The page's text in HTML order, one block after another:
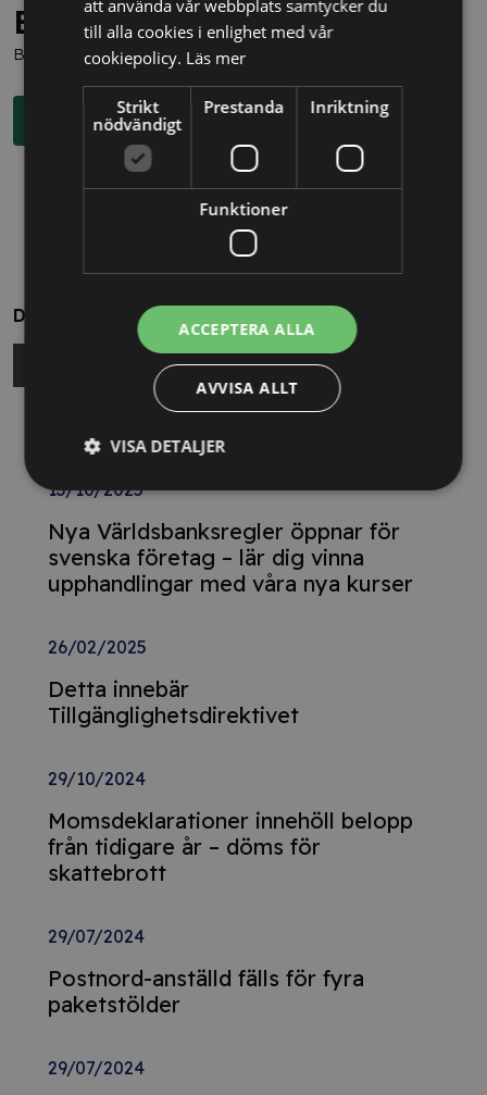
Behöver du juridisk hjälp?
Boka en kostnadsfri konsultation direkt via knappen nedan.
Boka rådgivning
Dela
13/10/2025
Nya Världsbanksregler öppnar för
svenska företag – lär dig vinna
upphandlingar med våra nya kurser
26/02/2025
Detta innebär
Tillgänglighetsdirektivet
29/10/2024
Momsdeklarationer innehöll belopp
från tidigare år – döms för
skattebrott
29/07/2024
Postnord-anställd fälls för fyra
paketstölder
29/07/2024
att använda vår webbplats samtycker du
till alla cookies i enlighet med vår
cookiepolicy. Läs mer
Strikt
nödvändigt
Prestanda Inriktning
Funktioner
ACCEPTERA ALLA
AVVISA ALLT
VISA DETALJER